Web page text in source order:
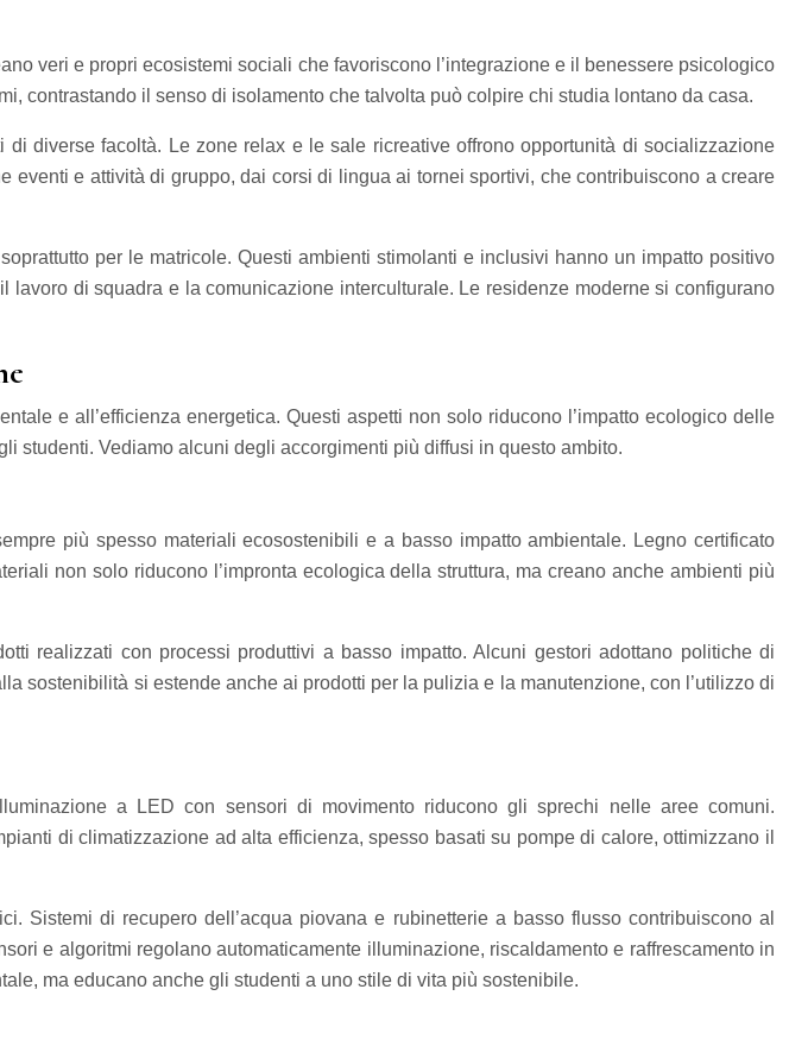
veri e propri ecosistemi sociali che favoriscono l’integrazione e il benessere psicologico
contrastando il senso di isolamento che talvolta può colpire chi studia lontano da casa.
diverse facoltà. Le zone relax e le sale ricreative offrono opportunità di socializzazione
e attività di gruppo, dai corsi di lingua ai tornei sportivi, che contribuiscono a creare
per le matricole. Questi ambienti stimolanti e inclusivi hanno un impatto positivo
di squadra e la comunicazione interculturale. Le residenze moderne si configurano
e all’efficienza energetica. Questi aspetti non solo riducono l’impatto ecologico delle
studenti. Vediamo alcuni degli accorgimenti più diffusi in questo ambito.
più spesso materiali ecosostenibili e a basso impatto ambientale. Legno certificato
non solo riducono l’impronta ecologica della struttura, ma creano anche ambienti più
realizzati con processi produttivi a basso impatto. Alcuni gestori adottano politiche di
sostenibilità si estende anche ai prodotti per la pulizia e la manutenzione, con l’utilizzo di
a LED con sensori di movimento riducono gli sprechi nelle aree comuni.
di climatizzazione ad alta efficienza, spesso basati su pompe di calore, ottimizzano il
Sistemi di recupero dell’acqua piovana e rubinetterie a basso flusso contribuiscono al
e algoritmi regolano automaticamente illuminazione, riscaldamento e raffrescamento in
ma educano anche gli studenti a uno stile di vita più sostenibile.